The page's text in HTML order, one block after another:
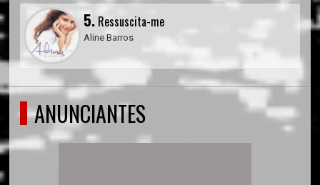
5. Ressuscita-me
Aline Barros
ANUNCIANTES